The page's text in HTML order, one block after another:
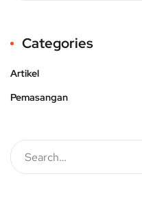
Categories
Artikel
Pemasangan